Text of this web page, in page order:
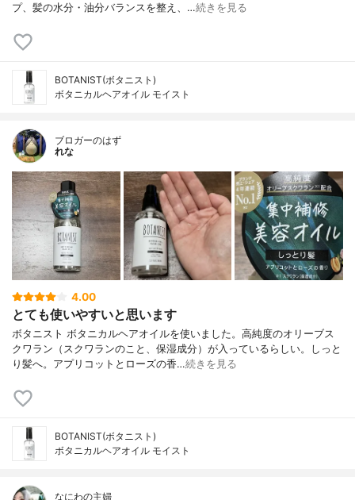
プ、髪の水分・油分バランスを整え、…続きを見る
BOTANIST(ボタニスト)
ボタニカルヘアオイル モイスト
ブロガーのはず
れな
4.00
とても使いやすいと思います
ボタニスト ボタニカルヘアオイルを使いました。高純度のオリーブス
クワラン（スクワランのこと、保湿成分）が入っているらしい。しっと
り髪へ。アプリコットとローズの香…続きを見る
BOTANIST(ボタニスト)
ボタニカルヘアオイル モイスト
なにわの主婦